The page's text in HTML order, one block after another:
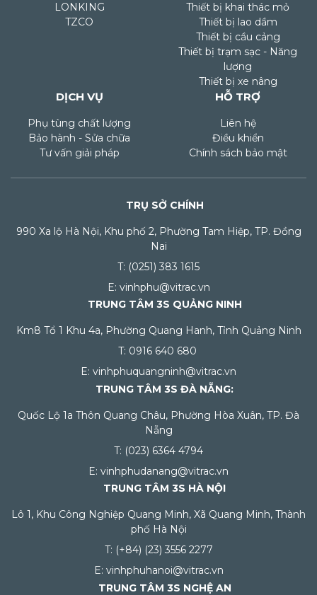
LONKING
TZCO
Thiết bị khai thác mỏ
Thiết bị lao dầm
Thiết bị cầu cảng
Thiết bị trạm sạc - Năng
lượng
Thiết bị xe nâng
DỊCH VỤ
Phụ tùng chất lượng
Bảo hành - Sửa chữa
Tư vấn giải pháp
HỖ TRỢ
Liên hệ
Điều khiển
Chính sách bảo mật
TRỤ SỞ CHÍNH
990 Xa lộ Hà Nội, Khu phố 2, Phường Tam Hiệp, TP. Đồng
Nai
T: (0251) 383 1615
E: vinhphu@vitrac.vn
TRUNG TÂM 3S QUẢNG NINH
Km8 Tổ 1 Khu 4a, Phường Quang Hanh, Tỉnh Quảng Ninh
T: 0916 640 680
E: vinhphuquangninh@vitrac.vn
TRUNG TÂM 3S ĐÀ NẴNG:
Quốc Lộ 1a Thôn Quang Châu, Phường Hòa Xuân, TP. Đà
Nẵng
T: (023) 6364 4794
E: vinhphudanang@vitrac.vn
TRUNG TÂM 3S HÀ NỘI
Lô 1, Khu Công Nghiệp Quang Minh, Xã Quang Minh, Thành
phố Hà Nội
T: (+84) (23) 3556 2277
E: vinhphuhanoi@vitrac.vn
TRUNG TÂM 3S NGHỆ AN